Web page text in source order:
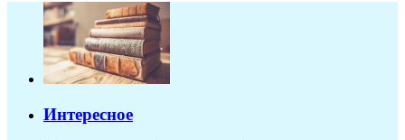
Интересное